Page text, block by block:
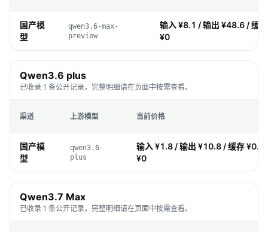
国产模
型
qwen3.6-max-
preview
输入 ¥8.1 / 输出 ¥48.6 / 缓
¥0
Qwen3.6 plus
已收录 1 条公开记录，完整明细请在页面中按需查看。
渠道 上游模型 当前价格
国产模
型
qwen3.6-
plus
输入 ¥1.8 / 输出 ¥10.8 / 缓存
¥0
Qwen3.7 Max
已收录 1 条公开记录，完整明细请在页面中按需查看。